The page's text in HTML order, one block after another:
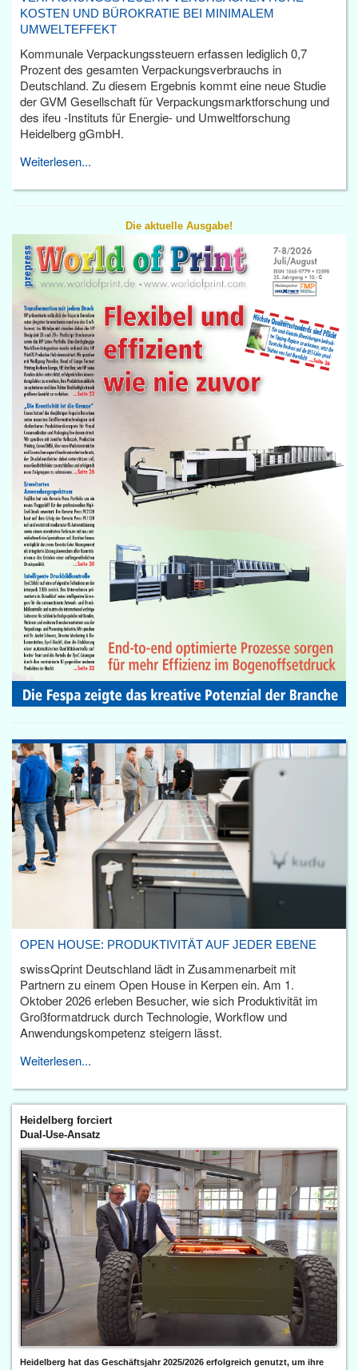
KOSTEN UND BÜROKRATIE BEI MINIMALEM
UMWELTEFFEKT
Kommunale Verpackungssteuern erfassen lediglich 0,7
Prozent des gesamten Verpackungsverbrauchs in
Deutschland. Zu diesem Ergebnis kommt eine neue Studie
der GVM Gesellschaft für Verpackungsmarktforschung und
des ifeu -Instituts für Energie- und Umweltforschung
Heidelberg gGmbH.
Weiterlesen...
Die aktuelle Ausgabe!
OPEN HOUSE: PRODUKTIVITÄT AUF JEDER EBENE
swissQprint Deutschland lädt in Zusammenarbeit mit
Partnern zu einem Open House in Kerpen ein. Am 1.
Oktober 2026 erleben Besucher, wie sich Produktivität im
Großformatdruck durch Technologie, Workflow und
Anwendungskompetenz steigern lässt.
Weiterlesen...
Heidelberg forciert
Dual-Use-Ansatz
Heidelberg hat das Geschäftsjahr 2025/2026 erfolgreich genutzt, um ihre